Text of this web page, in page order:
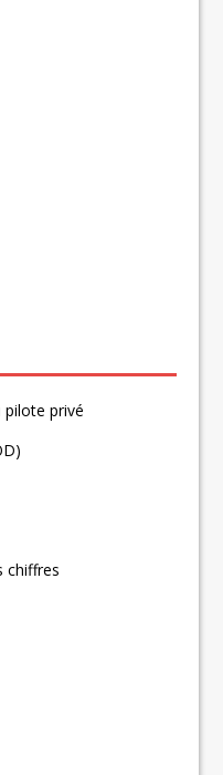
pilote privé
chiffres